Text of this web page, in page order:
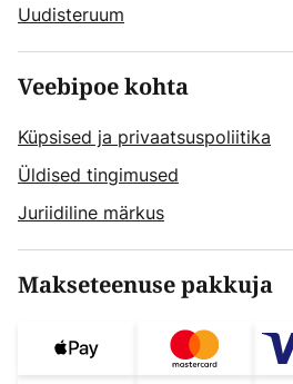
Uudisteruum
Veebipoe kohta
Küpsised ja privaatsuspoliitika
Üldised tingimused
Juriidiline märkus
Makseteenuse pakkuja